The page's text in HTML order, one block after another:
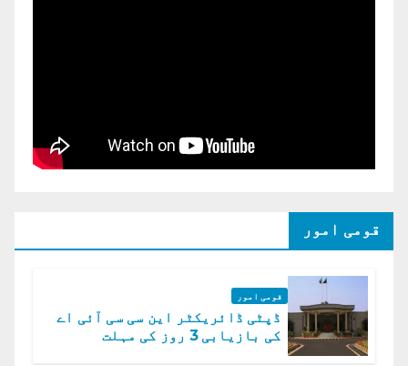
قومی امور
قومی امور
ڈپٹی ڈائریکٹر این سی سی آئی اے
کی بازیابی 3 روز کی مہلت